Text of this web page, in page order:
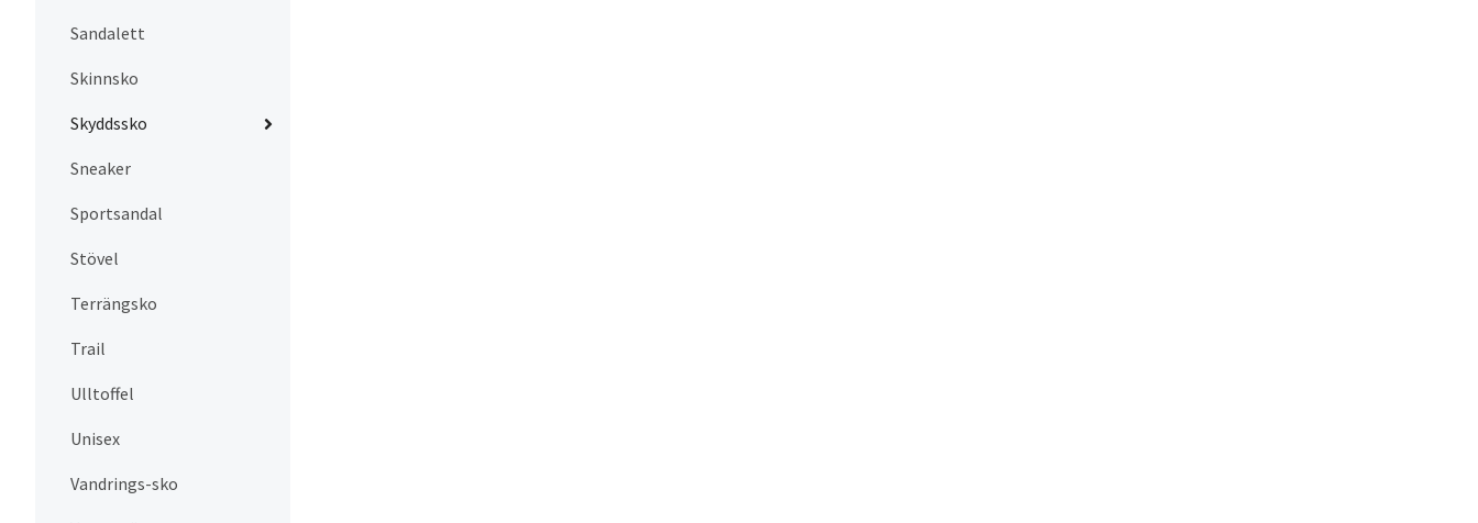
Sandalett
Skinnsko
Skyddssko
Sneaker
Sportsandal
Stövel
Terrängsko
Trail
Ulltoffel
Unisex
Vandrings-sko